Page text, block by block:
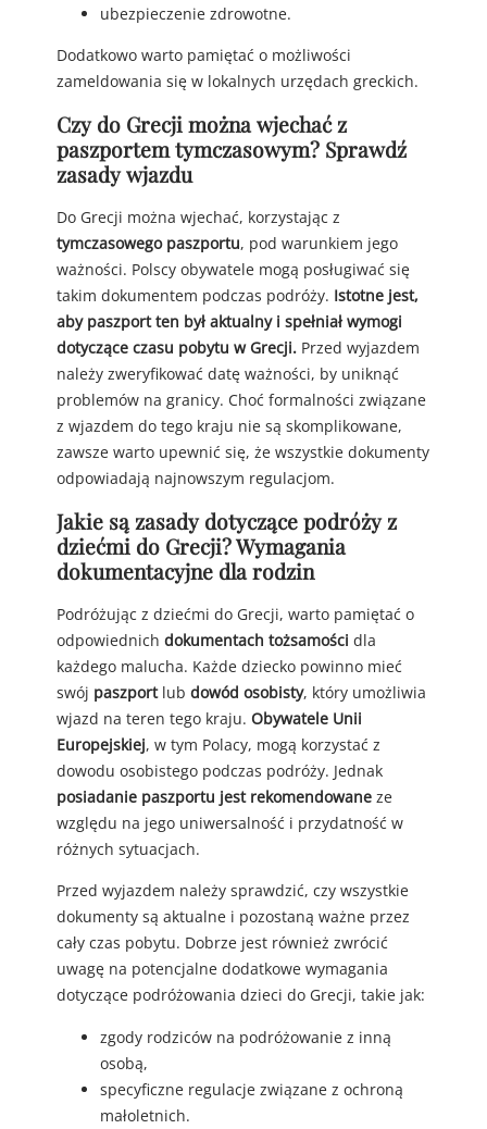
ubezpieczenie zdrowotne.
Dodatkowo warto pamiętać o możliwości
zameldowania się w lokalnych urzędach greckich.
Czy do Grecji można wjechać z
paszportem tymczasowym? Sprawdź
zasady wjazdu
Do Grecji można wjechać, korzystając z
tymczasowego paszportu, pod warunkiem jego
ważności. Polscy obywatele mogą posługiwać się
takim dokumentem podczas podróży. Istotne jest,
aby paszport ten był aktualny i spełniał wymogi
dotyczące czasu pobytu w Grecji. Przed wyjazdem
należy zweryfikować datę ważności, by uniknąć
problemów na granicy. Choć formalności związane
z wjazdem do tego kraju nie są skomplikowane,
zawsze warto upewnić się, że wszystkie dokumenty
odpowiadają najnowszym regulacjom.
Jakie są zasady dotyczące podróży z
dziećmi do Grecji? Wymagania
dokumentacyjne dla rodzin
Podróżując z dziećmi do Grecji, warto pamiętać o
odpowiednich dokumentach tożsamości dla
każdego malucha. Każde dziecko powinno mieć
swój paszportlub dowód osobisty, który umożliwia
wjazd na teren tego kraju. Obywatele Unii
Europejskiej, w tym Polacy, mogą korzystać z
dowodu osobistego podczas podróży. Jednak
posiadanie paszportu jest rekomendowane ze
względu na jego uniwersalność i przydatność w
różnych sytuacjach.
Przed wyjazdem należy sprawdzić, czy wszystkie
dokumenty są aktualne i pozostaną ważne przez
cały czas pobytu. Dobrze jest również zwrócić
uwagę na potencjalne dodatkowe wymagania
dotyczące podróżowania dzieci do Grecji, takie jak:
zgody rodziców na podróżowanie z inną
osobą,
specyficzne regulacje związane z ochroną
małoletnich.